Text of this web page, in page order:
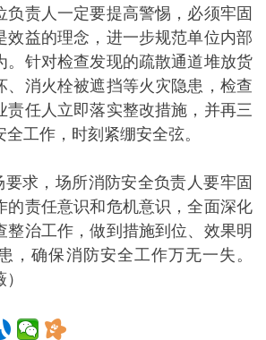
负责人一定要提高警惕，必须牢固
效益的理念，进一步规范单位内部
。针对检查发现的疏散通道堆放货
、消火栓被遮挡等火灾隐患，检查
责任人立即落实整改措施，并再三
工作，时刻紧绷安全弦。
求，场所消防安全负责人要牢固
的责任意识和危机意识，全面深化
整治工作，做到措施到位、效果明
，确保消防安全工作万无一失。